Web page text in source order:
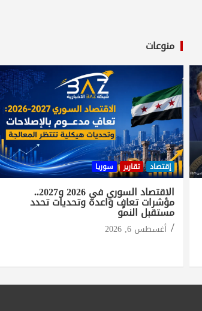
منوعات
إقتصاد تقارير سوريا
الاقتصاد السوري في 2026 و2027..
مؤشرات تعافٍ واعدة وتحديات تحدد
مستقبل النمو
أغسطس 6, 2026